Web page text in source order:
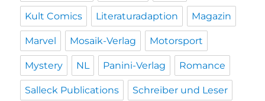
Kult Comics Literaturadaption Magazin
Marvel Mosaik-Verlag Motorsport
Mystery NL Panini-Verlag Romance
Salleck Publications Schreiber und Leser